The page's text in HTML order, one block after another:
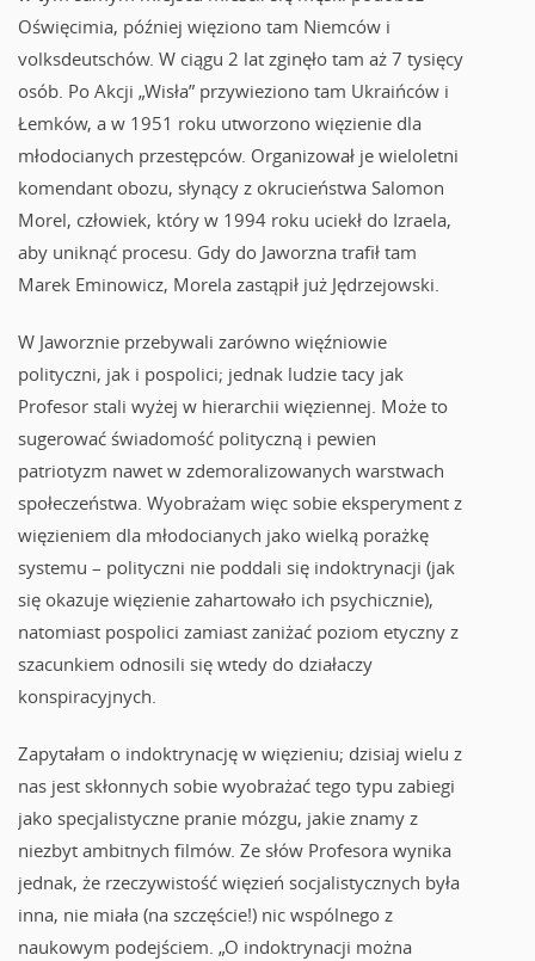
Oświęcimia, później więziono tam Niemców i
volksdeutschów. W ciągu 2 lat zginęło tam aż 7 tysięcy
osób. Po Akcji „Wisła” przywieziono tam Ukraińców i
Łemków, a w 1951 roku utworzono więzienie dla
młodocianych przestępców. Organizował je wieloletni
komendant obozu, słynący z okrucieństwa Salomon
Morel, człowiek, który w 1994 roku uciekł do Izraela,
aby uniknąć procesu. Gdy do Jaworzna trafił tam
Marek Eminowicz, Morela zastąpił już Jędrzejowski.
W Jaworznie przebywali zarówno więźniowie
polityczni, jak i pospolici; jednak ludzie tacy jak
Profesor stali wyżej w hierarchii więziennej. Może to
sugerować świadomość polityczną i pewien
patriotyzm nawet w zdemoralizowanych warstwach
społeczeństwa. Wyobrażam więc sobie eksperyment z
więzieniem dla młodocianych jako wielką porażkę
systemu – polityczni nie poddali się indoktrynacji (jak
się okazuje więzienie zahartowało ich psychicznie),
natomiast pospolici zamiast zaniżać poziom etyczny z
szacunkiem odnosili się wtedy do działaczy
konspiracyjnych.
Zapytałam o indoktrynację w więzieniu; dzisiaj wielu z
nas jest skłonnych sobie wyobrażać tego typu zabiegi
jako specjalistyczne pranie mózgu, jakie znamy z
niezbyt ambitnych filmów. Ze słów Profesora wynika
jednak, że rzeczywistość więzień socjalistycznych była
inna, nie miała (na szczęście!) nic wspólnego z
naukowym podejściem. „O indoktrynacji można